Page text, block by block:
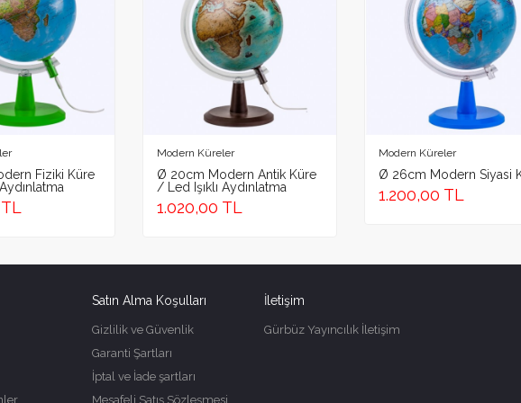
Email Adresi
Fiziki Küre
Modern Küreler
Ø 20cm Modern Antik Küre
/ Led Işıklı Aydınlatma
1.020,00 TL
Modern Küreler
Ø 26cm Modern Siyasi
1.200,00 TL
Satın Alma Koşulları
Gizlilik ve Güvenlik
Garanti Şartları
İptal ve İade şartları
Mesafeli Satış Sözleşmesi
İletişim
Gürbüz Yayıncılık İletişim